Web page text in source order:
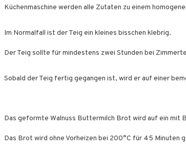
Küchenmaschine werden alle Zutaten zu einem
Im Normalfall ist der Teig ein kleines bisschen klebrig.
Der Teig sollte für mindestens zwei Stunden bei
Sobald der Teig fertig gegangen ist, wird er auf einer
Das geformte Walnuss Buttermilch Brot wird auf ein mit
Das Brot wird ohne Vorheizen bei 200°C für 45 Minuten